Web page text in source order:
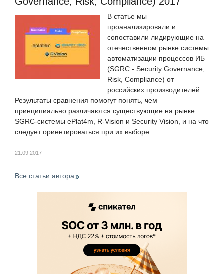
В статье мы
проанализировали и
сопоставили лидирующие на
отечественном рынке системы
автоматизации процессов ИБ
(SGRC - Security Governance,
Risk, Compliance) от
российских производителей.
Результаты сравнения помогут понять, чем
принципиально различаются существующие на рынке
SGRC-системы ePlat4m, R-Vision и Security Vision, и на что
следует ориентироваться при их выборе.
21.09.2017
Все статьи автора